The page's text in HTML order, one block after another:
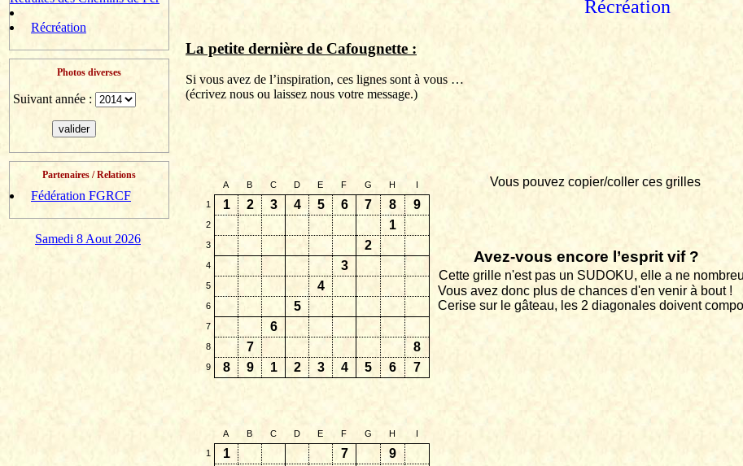
Récréation
Photos diverses
Suivant année :
Partenaires / Relations
Fédération FGRCF
Samedi 8 Aout 2026
Récréation
La petite dernière de Cafougnette :
Si vous avez de l’inspiration, ces lignes sont à vous …
(écrivez nous ou laissez nous votre message.)
A B C D E F G H
1
1 2 3 4 5 6 7 8 9
2 1
3 2
4 3
5 4
6 5
7 6
8 7 8
9 8 9 1 2 3 4 5 6 7
Vous pouvez copier/coller ces grilles
Avez-vous encore l’esprit vif ?
Cette grille n'est pas un SUDOKU, elle a ne
Vous avez donc plus de chances d'en venir à bout !
Cerise sur le gâteau, les 2 diagonales doivent
A B C D E F G H
1
1 7 9